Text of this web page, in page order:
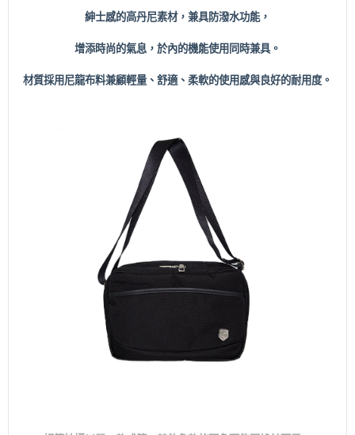
紳士感的高丹尼素材，兼具防潑水功能，
增添時尚的氣息， 於內的機能使用同時兼具。
材質採用尼龍布料兼顧輕量、舒適、柔軟的使用感與良好的耐用度。